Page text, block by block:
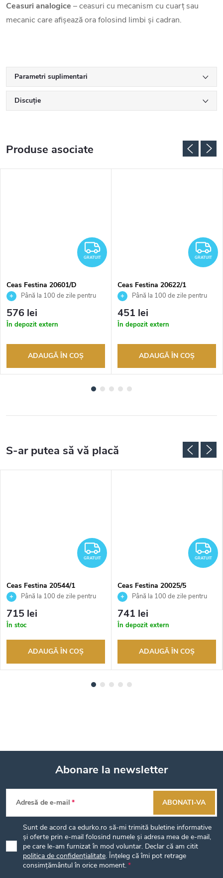
Ceasuri analogice – ceasuri cu mecanism cu cuarț sau
mecanic care afișează ora folosind limbi și cadran.
Parametri suplimentari
Discuţie
Produse asociate
GRATUIT
GRATUIT
Ceas Festina 20601/D
Până la 100 de zile pentru
returnarea bunurilor. Vânzător
autorizat
576 lei
În depozit extern
ADAUGĂ ÎN COŞ
GRATUIT
Ceas Festina 20622/1
Până la 100 de zile pentru
returnarea bunurilor. Vânzător
autorizat
451 lei
În depozit extern
ADAUGĂ ÎN COŞ
GRATUIT
GRATUIT
Ceas Festina 20544/1
Până la 100 de zile pentru
returnarea bunurilor. Vânzător
autorizat
715 lei
În stoc
ADAUGĂ ÎN COŞ
GRATUIT
Ceas Festina 20025/5
Până la 100 de zile pentru
returnarea bunurilor. Vânzător
autorizat
741 lei
În depozit extern
ADAUGĂ ÎN COŞ
S
u
b
Abonare la newsletter
Adresă de e-mail
Sunt de acord ca edurko.ro să-mi trimită buletine informative
și oferte prin e-mail folosind numele și adresa mea de e-mail,
pe care le-am furnizat în mod voluntar. Declar că am citit
politica de confidențialitate. Înțeleg că îmi pot retrage
consimțământul în orice moment.
ABONATI-VA